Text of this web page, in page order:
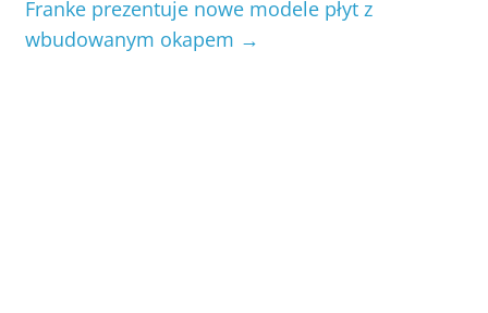
Franke prezentuje nowe modele płyt z
wbudowanym okapem →